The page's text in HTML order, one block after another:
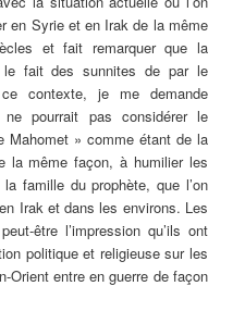
en Syrie et en Irak de la même
et fait remarquer que la
le fait des sunnites de par le
contexte, je me demande
pourrait pas considérer le
Mahomet » comme étant de la
la même façon, à humilier les
famille du prophète, que l’on
Irak et dans les environs. Les
être l’impression qu’ils ont
politique et religieuse sur les
Orient entre en guerre de façon